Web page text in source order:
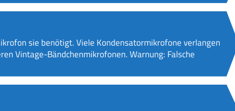
sie benötigt. Viele Kondensatormikrofone verlangen
Vintage-Bändchenmikrofonen. Warnung: Falsche